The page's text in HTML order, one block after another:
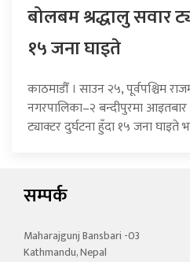
बोलबम श्रद्धालु सवार
१५ जना घाइते
काठमाडौँ । साउन २५, पूर्वपश्चिम
नगरपालिका–२ बन्दीपुरमा आइतबार
ट्याक्टर दुर्घटना हुँदा १५ जना
सम्पर्क
Maharajgunj Bansbari -03
Kathmandu, Nepal